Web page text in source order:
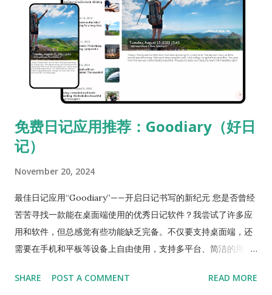
捉难以用文字表达的瞬间，有时甚至可以通过语音录音将情感生
动地保存下来。这使得日记不再是简单的文字记录，而是演变成
了一种多媒体记录工具。通过多种媒介，您可以更加生动和丰富
地记录日常生活的瞬间。 3. 易于搜索和整理 数字日记的另一个优
势是便捷的搜索和整理功能。通过关键词搜索，可以快速找到过
去的特定记录，还可以根据日期、情感或主题对日记进行分类和
活。 4. 通过数据可视化更好地理解自己 一些日记应用可以基于
用户的记录生成图表，显示情感变化或活动模式。这种数据可视
到的模式或洞察力。 5. 共享与沟通的新方式 数字日记可以根据
需要与朋友或家人共享特定内容。隐私设置还允许严格限制公开
范围。这种选择性的共享方式有时能够促进与重要人物之间的更
深层次交流。 6. 稳定的备份和安全性 通过云存储功能，日记内
容可以得到安全备份。即使更换或遗失设备，也无需担心丢失珍
录得到安全保护。 结论：新的记录时代 通过应用程序写日记，不
免费日记应用推荐：Goodiary（好日
记）
November 20, 2024
最佳日记应用“Goodiary”——开启日记书写的新纪元 您是否曾经
苦苦寻找一款能在桌面端使用的优秀日记软件？我尝试了许多应
用和软件，但总感觉有些功能缺乏完备。不仅要支持桌面端，还
需要在手机和平板等设备上自由使用，支持多平台、简洁的用户
的软件并不容易。 现在，我终于找到了真正满意的日记应用，那
SHARE POST A COMMENT READ MORE